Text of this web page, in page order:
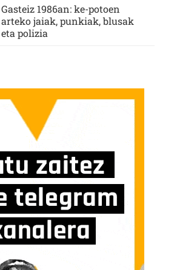
Gasteiz 1986an: ke-potoen
arteko jaiak, punkiak, blusak
eta polizia